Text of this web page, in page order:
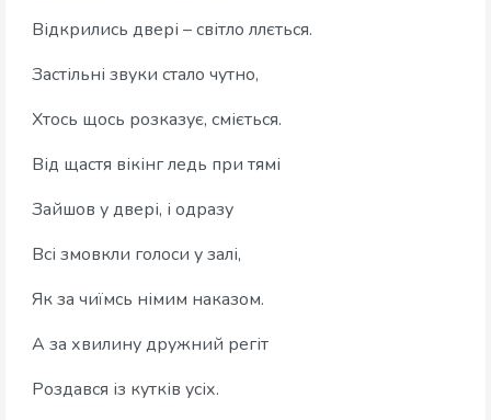
Відкрились двері – світло ллється.
Застільні звуки стало чутно,
Хтось щось розказує, сміється.
Від щастя вікінг ледь при тямі
Зайшов у двері, і одразу
Всі змовкли голоси у залі,
Як за чиїмсь німим наказом.
А за хвилину дружний регіт
Роздався із кутків усіх.